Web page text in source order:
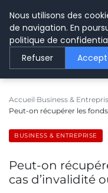
LE
Accueil Business &
Peut-on récupérer les
BUSINESS & ENTREPRISE
Peut-on
cas d’invalidité
Nous utilisons des
de navigation. En
politique de
Refuser